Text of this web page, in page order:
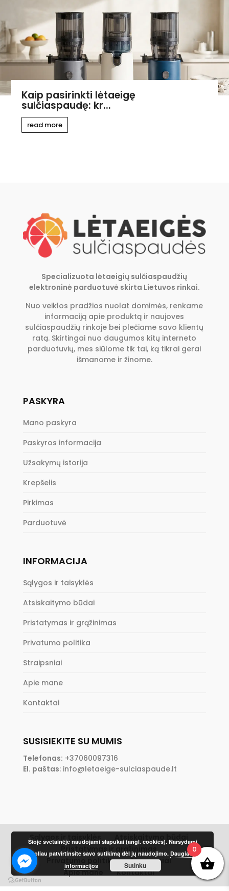
Kaip pasirinkti lėtaeigę
sulčiaspaudę: kr...
read more
Specializuota lėtaeigių sulčiaspaudžių
elektroninė parduotuvė skirta Lietuvos rinkai.
Nuo veiklos pradžios nuolat domimės, renkame
informaciją apie produktą ir naujoves
sulčiaspaudžių rinkoje bei plečiame savo klientų
ratą. Skirtingai nuo daugumos kitų interneto
parduotuvių, mes siūlome tik tai, ką tikrai gerai
išmanome ir žinome.
PASKYRA
Mano paskyra
Paskyros informacija
Užsakymų istorija
Krepšelis
Pirkimas
Parduotuvė
INFORMACIJA
Sąlygos ir taisyklės
Atsiskaitymo būdai
Pristatymas ir grąžinimas
Privatumo politika
Straipsniai
Apie mane
Kontaktai
SUSISIEKITE SU MUMIS
Telefonas: +37060097316
El. paštas: info@letaeige-sulciaspaude.lt
Sąlygos ir taisyklės
Atsiskaitymo būdai
Pristatymas ir grąžinimas
Privatumo politika
Straipsniai
Apie mane
Kontaktai
0
Šioje svetainėje naudojami slapukai (angl. cookies). Naršydami
toliau patvirtinsite savo sutikimą dėl jų naudojimo.Daugiau
informacijos
Sutinku